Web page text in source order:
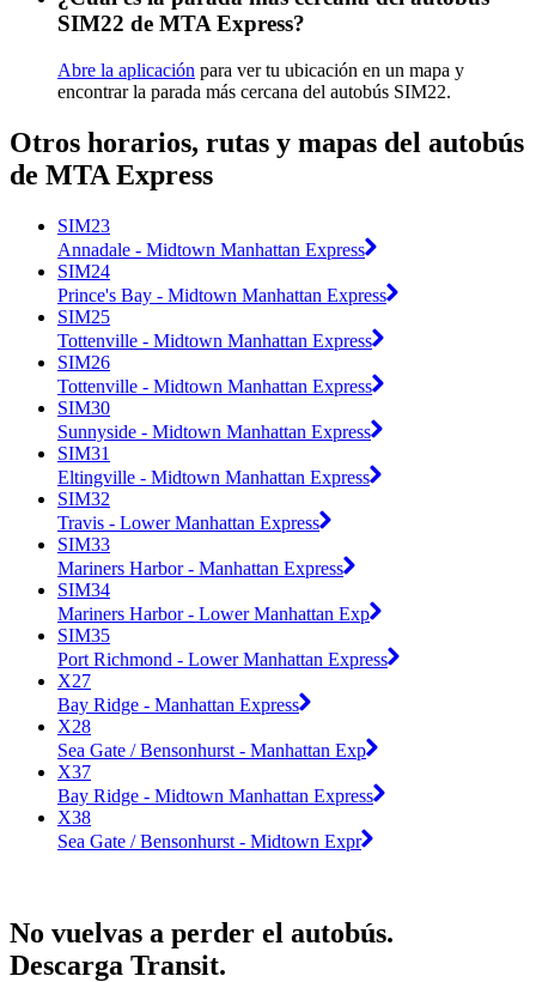
SIM22 de MTA Express?
Abre la aplicación para ver tu ubicación en un mapa y
encontrar la parada más cercana del autobús SIM22.
Otros horarios, rutas y mapas del autobús
de MTA Express
SIM23
Annadale - Midtown Manhattan Express
SIM24
Prince's Bay - Midtown Manhattan Express
SIM25
Tottenville - Midtown Manhattan Express
SIM26
Tottenville - Midtown Manhattan Express
SIM30
Sunnyside - Midtown Manhattan Express
SIM31
Eltingville - Midtown Manhattan Express
SIM32
Travis - Lower Manhattan Express
SIM33
Mariners Harbor - Manhattan Express
SIM34
Mariners Harbor - Lower Manhattan Exp
SIM35
Port Richmond - Lower Manhattan Express
X27
Bay Ridge - Manhattan Express
X28
Sea Gate / Bensonhurst - Manhattan Exp
X37
Bay Ridge - Midtown Manhattan Express
X38
Sea Gate / Bensonhurst - Midtown Expr
No vuelvas a perder el autobús.
Descarga Transit.